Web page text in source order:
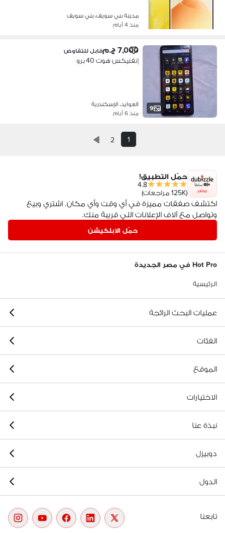
مدينة بني سويف، بني سويف
منذ 4 أيام
9
7,000 ج.م قابل للتفاوض
إنفنيكس هوت 40 برو
العوايد، الإسكندرية
منذ 6 أيام
1
2
مصر
حمّل التطبيق!
4.8
(125K مراجعات)
اكتشف صفقات مميزة في أي وقت وأي مكان. اشتري وبيع
وتواصل مع آلاف الإعلانات اللي قريبة منك.
حمّل الابلكيشن
Hot Pro في مصر الجديدة
الرئيسية
عمليات البحث الرائجة
الفئات
الموقع
الاختيارات
نبذة عنا
دوبيزل
الدول
تابعنا